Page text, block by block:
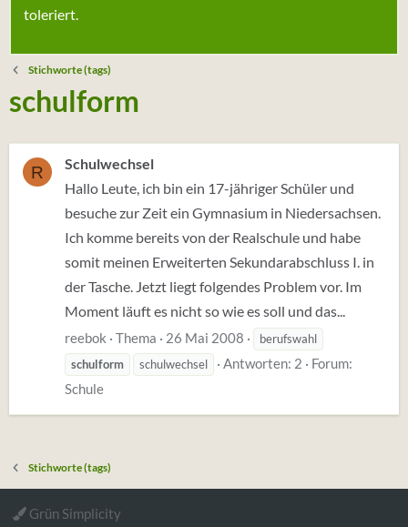
toleriert.
Stichworte (tags)
schulform
R
Schulwechsel
Hallo Leute, ich bin ein 17-jähriger Schüler und
besuche zur Zeit ein Gymnasium in Niedersachsen.
Ich komme bereits von der Realschule und habe
somit meinen Erweiterten Sekundarabschluss I. in
der Tasche. Jetzt liegt folgendes Problem vor. Im
Moment läuft es nicht so wie es soll und das...
reebok Thema 26 Mai 2008
berufswahl
schulform
schulwechsel Antworten: 2
Forum:
Schule
Stichworte (tags)
Grün Simplicity